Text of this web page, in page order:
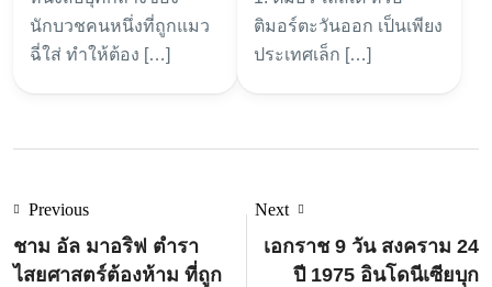
นักบวชคนหนึ่งที่ถูกแมว
ฉี่ใส่ ทำให้ต้อง […]
บุกติมอร์ตะวันออก
ติมอร์ตะวันออก เป็นเพียง
ประเทศเล็ก […]
Previous
ชาม อัล มาอริฟ ตำรา
ไสยศาสตร์ต้องห้าม ที่ถูก
Next
เอกราช 9 วัน สงคราม 24
ปี 1975 อินโดนีเซียบุก